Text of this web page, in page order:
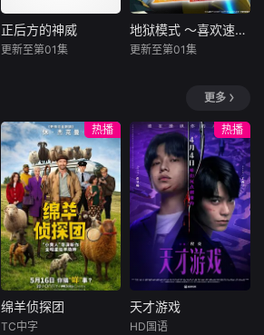
没收漫画后，手岛
指出漫画产业遭逢
到朋友。之后安海
得知 ☆野0 将推出
续作，便独自到 C
omike 购买新作，
发现 ☆野0 即是手
岛老师，便恳请他
教自己画漫画。
只有以“盲饮”方式
猜中他指定的十二
瓶顶级葡萄酒（“十
之雫”）的酒名
正后方的神威
能看见幽灵的平凡
女高中生·志津香，
利用容易吸引幽灵
的特殊体质，从旁
协助知名灵能力者·
神威除灵。 拥
有压倒性灵力的神
威，除灵方式却是
前所未见的——
“以高超性爱技巧
让幽灵们爽到升
天！！！！！”
正后方的神威
更新至第01集
地狱模式 ～喜欢速通游戏的玩家在废设定异世界无双～ 第二季
在无名网络游戏的
世界中，转生到最
高难度“地狱模式”
的前废人玩家少年
亚莲。没有攻略
本，没有论坛。连
练级都是赌上性命
——面对如此绝望
的环境，他身为玩
家的本能却为之雀
跃。 凭借转生时获
得的独一无二且充
地狱模式 ～喜欢速通游戏的玩家在废设定异世界无双～ 第二季
更新至第01集
更多
热播
绵羊侦探团
绵羊侦探团
TC中字
热播
天才游戏
天才游戏
HD国语